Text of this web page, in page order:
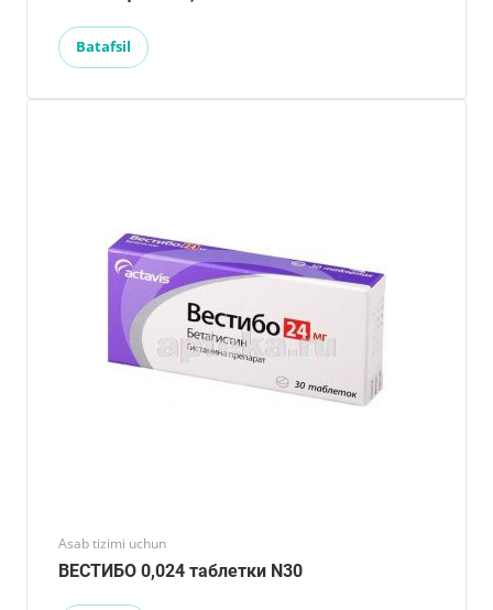
Batafsil
Asab tizimi uchun
ВЕСТИБО 0,024 таблетки N30